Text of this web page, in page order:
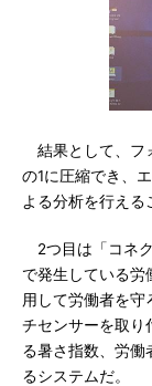
結果として、フ
の1に圧縮でき、
よる分析を行える
2つ目は「コネ
で発生している労
用して労働者を
チセンサーを取り
る暑さ指数、労働
るシステムだ。